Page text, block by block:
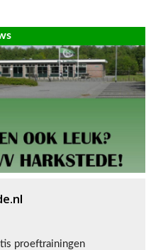
proeftrainingen